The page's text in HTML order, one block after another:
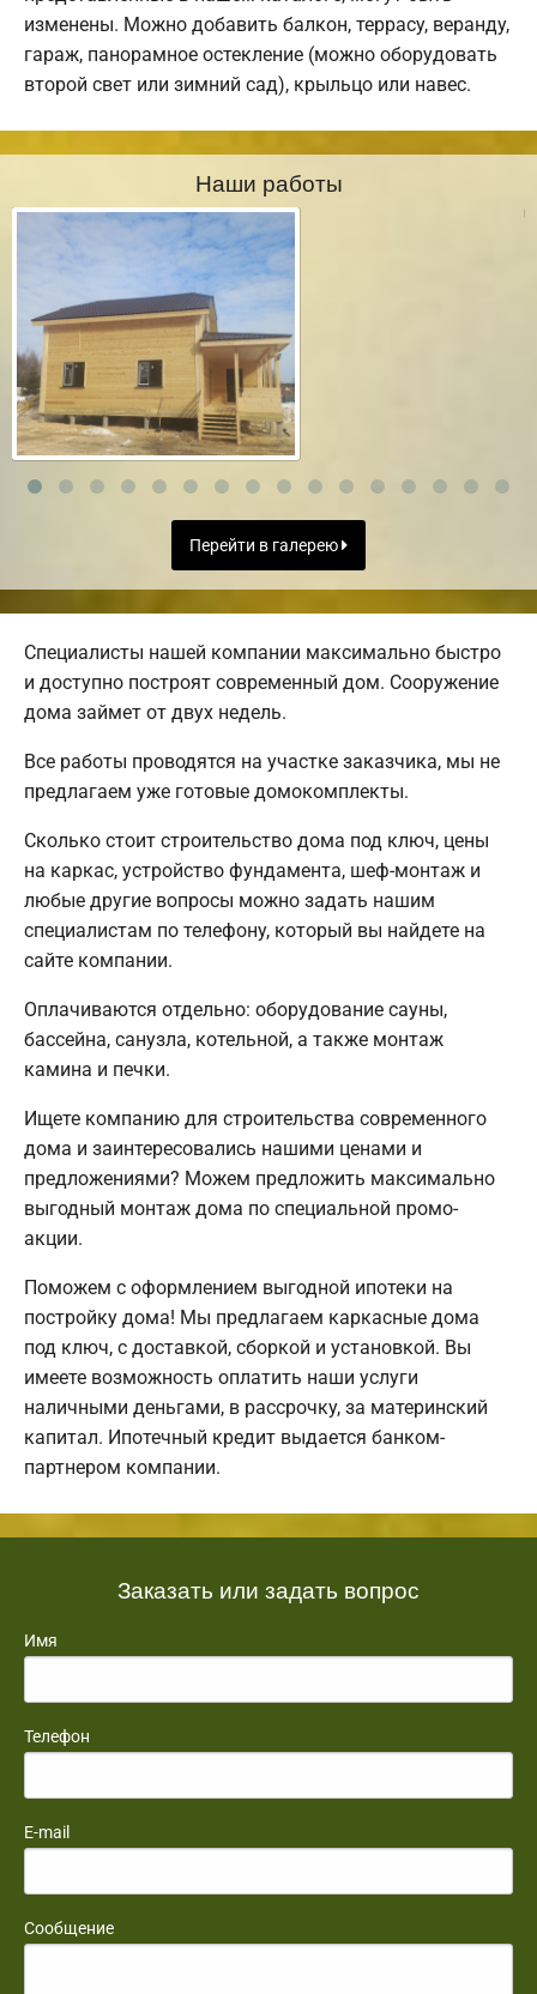
изменены. Можно добавить балкон, террасу, веранду,
гараж, панорамное остекление (можно оборудовать
второй свет или зимний сад), крыльцо или навес.
Наши работы
Перейти в галерею
Специалисты нашей компании максимально быстро
и доступно построят современный дом. Сооружение
дома займет от двух недель.
Все работы проводятся на участке заказчика, мы не
предлагаем уже готовые домокомплекты.
Сколько стоит строительство дома под ключ, цены
на каркас, устройство фундамента, шеф-монтаж и
любые другие вопросы можно задать нашим
специалистам по телефону, который вы найдете на
сайте компании.
Оплачиваются отдельно: оборудование сауны,
бассейна, санузла, котельной, а также монтаж
камина и печки.
Ищете компанию для строительства современного
дома и заинтересовались нашими ценами и
предложениями? Можем предложить максимально
выгодный монтаж дома по специальной промо-
акции.
Поможем с оформлением выгодной ипотеки на
постройку дома! Мы предлагаем каркасные дома
под ключ, с доставкой, сборкой и установкой. Вы
имеете возможность оплатить наши услуги
наличными деньгами, в рассрочку, за материнский
капитал. Ипотечный кредит выдается банком-
партнером компании.
Заказать или задать вопрос
Имя
Телефон
E-mail
Сообщение